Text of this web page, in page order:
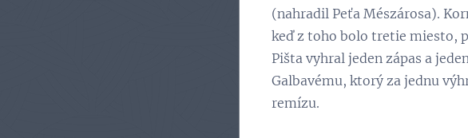
(nahradil Peťa Mészárosa).
keď z toho bolo tretie miesto,
Pišta vyhral jeden zápas a
Galbavému, ktorý za jednu
remízu.